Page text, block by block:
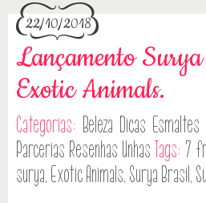
22/10/2018
Lançamento
Exotic Animals.
Categorias: Beleza Dicas Esmaltes
Parcerias Resenhas Unhas Tags: 7
surya, Exotic Animals, Surya Brasil,